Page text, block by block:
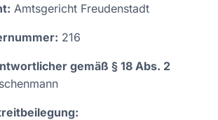
Amtsgericht Freudenstadt
216
gemäß § 18 Abs. 2